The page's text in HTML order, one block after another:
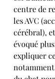
centre de
les AVC
cérébral),
évoqué
expliquer
notamment